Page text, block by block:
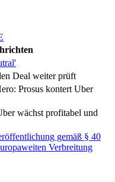
Deal weiter prüft
Prosus kontert Uber
wächst profitabel und
gemäß § 40
Verbreitung